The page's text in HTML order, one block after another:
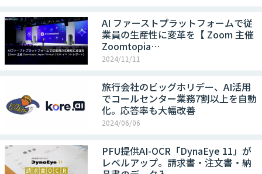
AI ファーストプラットフォームで従
業員の生産性に変革を【 Zoom 主催
Zoomtopia…
2024/11/11
旅行会社のビッグホリデー、AI活用
でコールセンター業務7割以上を自動
化。応答率も大幅改善
2024/06/06
PFU提供AI-OCR「DynaEye 11」が
レベルアップ。請求書・注文書・納